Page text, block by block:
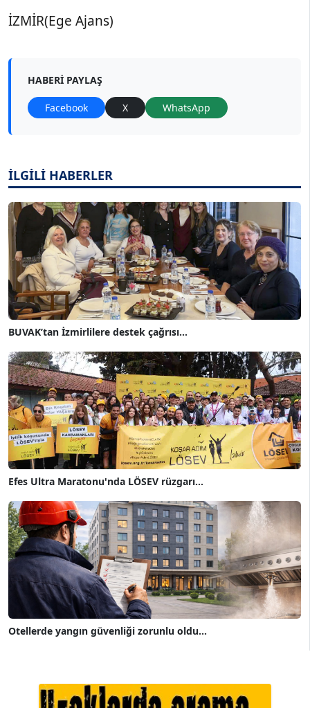
İZMİR(Ege Ajans)
HABERI PAYLAŞ
Facebook X WhatsApp
İLGİLİ HABERLER
BUVAK’tan İzmirlilere destek çağrısı...
Efes Ultra Maratonu'nda LÖSEV rüzgarı...
Otellerde yangın güvenliği zorunlu oldu...